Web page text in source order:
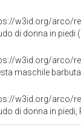
w3id.org/arco/
di donna in piedi
w3id.org/arco/
maschile barbuta
w3id.org/arco/
di donna in